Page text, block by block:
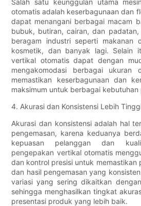
Salah satu keunggulan utama
otomatis adalah keserbagunaan dan
dapat menangani berbagai macam
bubuk, butiran, cairan, dan
beragam industri seperti makanan
kosmetik, dan banyak lagi. Selain
vertikal otomatis dapat dengan
mengakomodasi berbagai ukuran
memastikan keserbagunaan dan
maksimum untuk berbagai kebutuhan
4. Akurasi dan Konsistensi Lebih
Akurasi dan konsistensi adalah hal
pengemasan, karena keduanya
kepuasan pelanggan dan
pengepakan vertikal otomatis
dan kontrol presisi untuk
dan hasil pengemasan yang
variasi yang sering dikaitkan
sehingga menghasilkan tingkat
presentasi produk yang lebih baik.